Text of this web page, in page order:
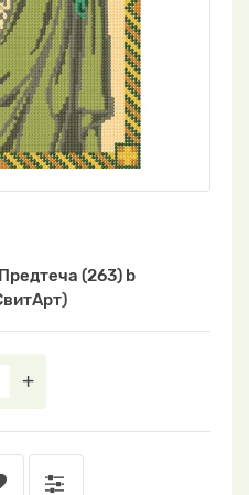
(263) b
+